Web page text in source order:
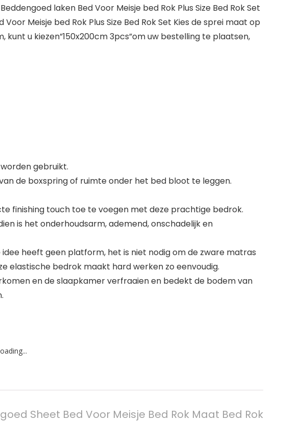
laken Bed Voor Meisje bed Rok Plus Size Bed Rok Set
Meisje bed Rok Plus Size Bed Rok Set Kies de sprei maat op
u kiezen”150x200cm 3pcs”om uw bestelling te plaatsen,
gebruikt.
van de boxspring of ruimte onder het bed bloot te leggen.
finishing touch toe te voegen met deze prachtige bedrok.
is het onderhoudsarm, ademend, onschadelijk en
heeft geen platform, het is niet nodig om de zware matras
elastische bedrok maakt hard werken zo eenvoudig.
en de slaapkamer verfraaien en bedekt de bodem van
Sheet Bed Voor Meisje Bed Rok Maat Bed Rok